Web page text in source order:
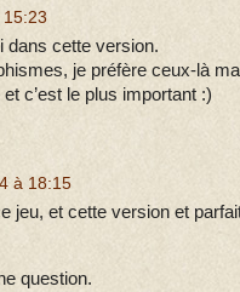
dans cette version.
je préfère ceux-là
c’est le plus important :)
à 18:15
jeu, et cette version et
question.